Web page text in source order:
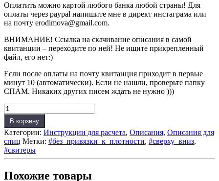
Оплатить можно картой любого банка любой страны! Для
оплаты через paypal напишите мне в директ инстаграма или
на почту erodimova@gmail.com.
ВНИМАНИЕ! Ссылка на скачивание описания в самой
квитанции – переходите по ней! Не ищите прикрепленный
файл, его нет:)
Если после оплаты на почту квитанция приходит в первые
минут 10 (автоматически). Если не нашли, проверьте папку
СПАМ. Никаких других писем ждать не нужно )))
Количество
товара
Оверпогон
(Инструкция
для
расчета)
В корзину
Категории: Инструкции для расчета, Описания, Описания для
спиц Метки: #без_привязки_к_плотности, #сверху_вниз,
#свитеры
Похожие товары